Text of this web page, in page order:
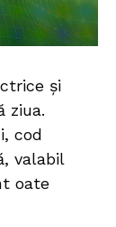
și
ziua.
cod
valabil
oate